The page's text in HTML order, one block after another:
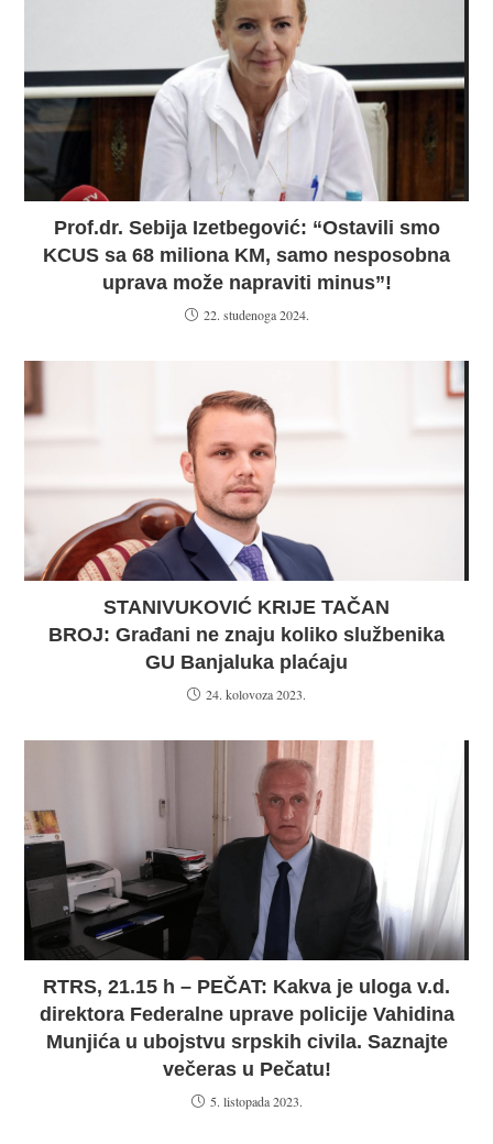
Prof.dr. Sebija Izetbegović: “Ostavili smo
KCUS sa 68 miliona KM, samo nesposobna
uprava može napraviti minus”!
22. studenoga 2024.
STANIVUKOVIĆ KRIJE TAČAN
BROJ: Građani ne znaju koliko službenika
GU Banjaluka plaćaju
24. kolovoza 2023.
RTRS, 21.15 h – PEČAT: Kakva je uloga v.d.
direktora Federalne uprave policije Vahidina
Munjića u ubojstvu srpskih civila. Saznajte
večeras u Pečatu!
5. listopada 2023.